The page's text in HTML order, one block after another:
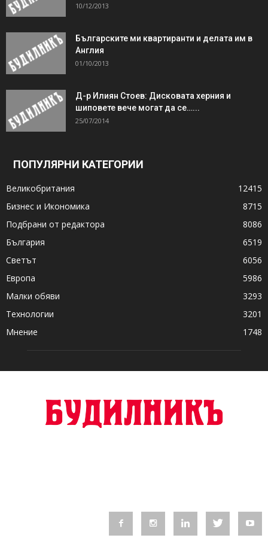
10/12/2013
Българските ми квартиранти и делата им в
Англия
01/10/2013
Д-р Илиян Стоев: Дисковата херния и
шиповете вече могат да се…...
25/07/2014
ПОПУЛЯРНИ КАТЕГОРИИ
Великобритания
12415
Бизнес и Икономика
8715
Подбрани от редактора
8086
България
6519
Светът
6056
Европа
5986
Малки обяви
3293
Технологии
3201
Мнение
1748